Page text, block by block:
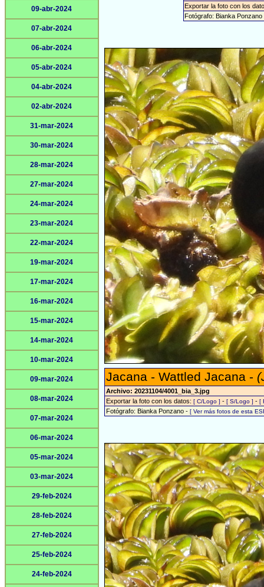
09-abr-2024
07-abr-2024
06-abr-2024
05-abr-2024
04-abr-2024
02-abr-2024
31-mar-2024
30-mar-2024
28-mar-2024
27-mar-2024
24-mar-2024
23-mar-2024
22-mar-2024
19-mar-2024
17-mar-2024
16-mar-2024
15-mar-2024
14-mar-2024
10-mar-2024
09-mar-2024
08-mar-2024
07-mar-2024
06-mar-2024
05-mar-2024
03-mar-2024
29-feb-2024
28-feb-2024
27-feb-2024
25-feb-2024
24-feb-2024
Exportar la foto con los
Fotógrafo: Bianka
Jacana - Wattled Jacana -
Archivo: 20231104/4001_bia_3.jpg
Exportar la foto con los datos: [ C/Logo ] - [ S/Logo ] - [
Fotógrafo: Bianka Ponzano - [ Ver más fotos de esta